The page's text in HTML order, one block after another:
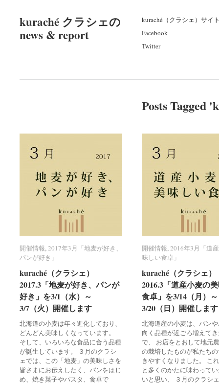
kuraché クラシェの
news & report
kuraché（クラシェ）サイ
Facebook
Twitter
Posts Tagged '
開催情報,2017年3月「地麦が好き、
パンが好き」
kuraché（クラシェ）
2017.3「地麦が好き、パンが
好き」を3/1（水）～
3/7（火）開催します
北海道の小麦は年々進化しており、
どんどん美味しくなっています。
そして、いろいろな食品に合う品種
が誕生しています。 ３月のクラシ
ェでは、この「地麦」の美味しさを
皆さまにお伝えしたく、パンをはじ
め、焼き菓子やパスタ、食卓で
開催情報 2017年3月「地麦が好き、
パンが好き」
開催情報,2016年3月「道
味しい食卓」
kuraché（クラシェ）
2016.3「道産小麦の
食卓」を3/14（月）～
3/20（日）開催します
北海道産の小麦は、パン
向く品種が近ごろ増えて
で、 お店をとおして地元
の栽培したものが私たち
きやすくなりました。 こ
と多くのかたに味わって
いと思い、 ３月のクラシ
開催情報 2016年3月「道
味しい食卓」